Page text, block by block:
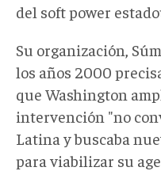
del soft power
Su organización,
los años 2000
que Washington
intervención "no
Latina y buscaba
para viabilizar su